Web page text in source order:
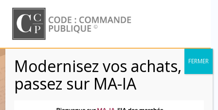
to
content
Marchés de
Modernisez vos achats,
passez sur MA-IA
FERMER